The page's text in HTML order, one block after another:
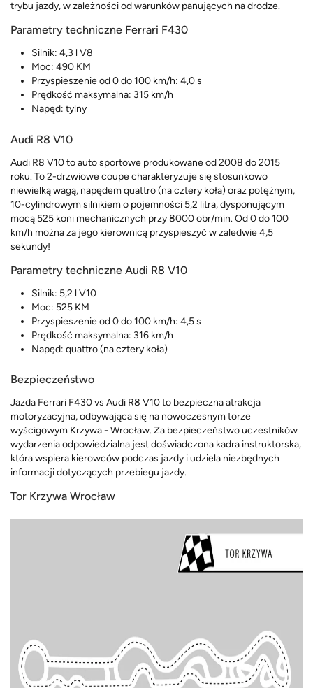
trybu jazdy, w zależności od warunków panujących na drodze.
Parametry techniczne Ferrari F430
Silnik: 4,3 l V8
Moc: 490 KM
Przyspieszenie od 0 do 100 km/h: 4,0 s
Prędkość maksymalna: 315 km/h
Napęd: tylny
Audi R8 V10
Audi R8 V10 to auto sportowe produkowane od 2008 do 2015
roku. To 2-drzwiowe coupe charakteryzuje się stosunkowo
niewielką wagą, napędem quattro (na cztery koła) oraz potężnym,
10-cylindrowym silnikiem o pojemności 5,2 litra, dysponującym
mocą 525 koni mechanicznych przy 8000 obr/min. Od 0 do 100
km/h można za jego kierownicą przyspieszyć w zaledwie 4,5
sekundy!
Parametry techniczne Audi R8 V10
Silnik: 5,2 l V10
Moc: 525 KM
Przyspieszenie od 0 do 100 km/h: 4,5 s
Prędkość maksymalna: 316 km/h
Napęd: quattro (na cztery koła)
Bezpieczeństwo
Jazda Ferrari F430 vs Audi R8 V10 to bezpieczna atrakcja
motoryzacyjna, odbywająca się na nowoczesnym torze
wyścigowym Krzywa - Wrocław. Za bezpieczeństwo uczestników
wydarzenia odpowiedzialna jest doświadczona kadra instruktorska,
która wspiera kierowców podczas jazdy i udziela niezbędnych
informacji dotyczących przebiegu jazdy.
Tor Krzywa Wrocław